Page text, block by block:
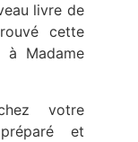
livre de
cette
Madame
votre
et